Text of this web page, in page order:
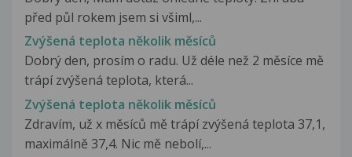
před půl rokem jsem si všiml,...
Zvýšená teplota několik měsíců
Dobrý den, prosím o radu. Už déle než 2 měsíce mě
trápí zvýšená teplota, která...
Zvýšená teplota několik měsíců
Zdravím, už x měsíců mě trápí zvýšená teplota 37,1,
maximálně 37,4. Nic mě nebolí,...